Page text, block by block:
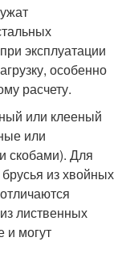
эксплуатации
особенно
расчету.
или клееный
или
скобами). Для
из хвойных
лиственных
и могут